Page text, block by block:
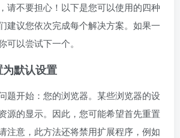
请不要担心！以下是您可以使用的四种
建议您依次完成每个解决方案。如果一
可以尝试下一个。
为默认设置
题开始：您的浏览器。某些浏览器的设
源的显示。因此，您可能希望首先重置
注意，此方法还将禁用扩展程序，例如